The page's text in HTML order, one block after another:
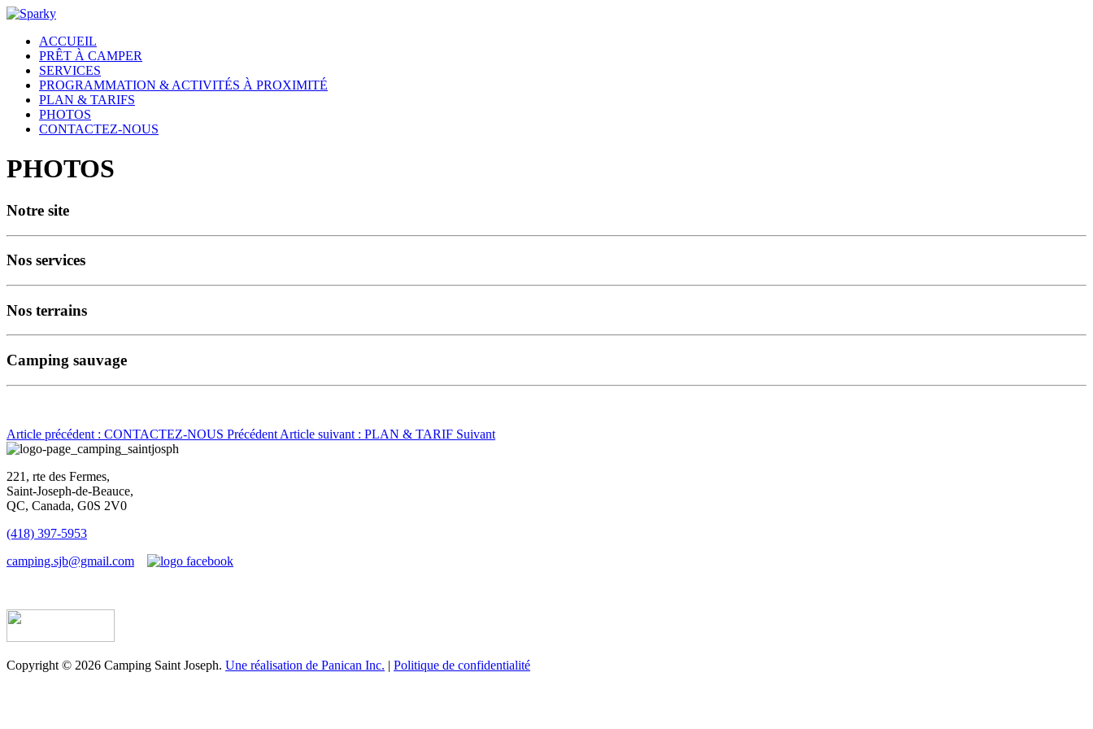
ACCUEIL
PRÊT À CAMPER
SERVICES
PROGRAMMATION & ACTIVITÉS À PROXIMITÉ
PLAN & TARIFS
PHOTOS
CONTACTEZ-NOUS
PHOTOS
Notre site
Nos services
Nos terrains
Camping sauvage
Article précédent : CONTACTEZ-NOUS Précédent Article suivant : PLAN & TARIF Suivant
221, rte des Fermes,
Saint-Joseph-de-Beauce,
QC, Canada, G0S 2V0
(418) 397-5953
camping.sjb@gmail.com
Copyright © 2026 Camping Saint Joseph. Une réalisation de Panican Inc. | Politique de confidentialité